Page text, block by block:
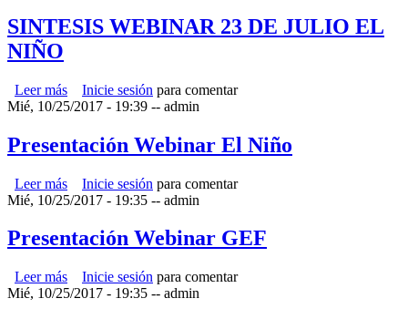
SINTESIS WEBINAR 23 DE JULIO EL
NIÑO
Leer más sobre SINTESIS WEBINAR 23 DE JULIO EL NIÑO
Inicie sesión para comentar
Mié, 10/25/2017 - 19:39 -- admin
Presentación Webinar El Niño
Leer más sobre Presentación Webinar El Niño
Inicie sesión para comentar
Mié, 10/25/2017 - 19:35 -- admin
Presentación Webinar GEF
Leer más sobre Presentación Webinar GEF
Inicie sesión para comentar
Mié, 10/25/2017 - 19:35 -- admin